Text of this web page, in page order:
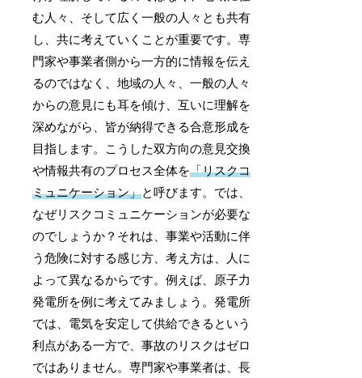
む人々、そして広く一般の人々とも共有
し、共に考えていくことが重要です。専
門家や事業者側から一方的に情報を伝え
るのではなく、地域の人々、一般の人々
からの意見にも耳を傾け、互いに理解を
深めながら、皆が納得できる合意形成を
目指します。こうした双方向の意見交換
や情報共有のプロセス全体を「リスクコ
ミュニケーション」と呼びます。では、
なぜリスクコミュニケーションが必要な
のでしょうか？それは、事業や活動に伴
う危険に対する感じ方、考え方は、人に
よって異なるからです。例えば、原子力
発電所を例に考えてみましょう。発電所
では、電気を安定して供給できるという
利点がある一方で、事故のリスクはゼロ
ではありません。専門家や事業者は、長